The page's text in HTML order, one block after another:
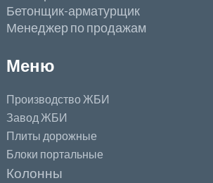
Бетонщик-арматурщик
Менеджер по продажам
Меню
Производство ЖБИ
Завод ЖБИ
Плиты дорожные
Блоки портальные
Колонны